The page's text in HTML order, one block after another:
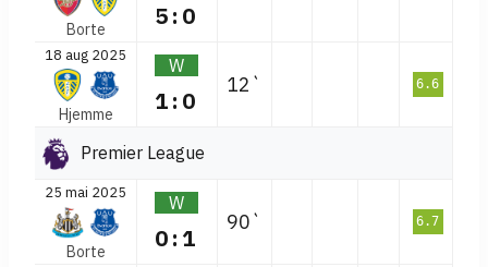
Borte 5:0
18 aug 2025
Hjemme
W
1:0
12` 6.6
Premier League
25 mai 2025
Borte
W
0:1
90` 6.7